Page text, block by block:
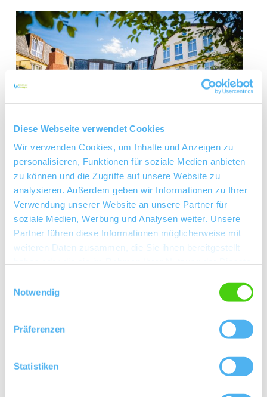
Diese Webseite verwendet Cookies
Wir verwenden Cookies, um Inhalte und Anzeigen zu
personalisieren, Funktionen für soziale Medien anbieten
zu können und die Zugriffe auf unsere Website zu
analysieren. Außerdem geben wir Informationen zu Ihrer
Verwendung unserer Website an unsere Partner für
soziale Medien, Werbung und Analysen weiter. Unsere
Partner führen diese Informationen möglicherweise mit
weiteren Daten zusammen, die Sie ihnen bereitgestellt
Notwendig
Präferenzen
Statistiken
Öffnungszeiten
Weitere Infos & Downloads